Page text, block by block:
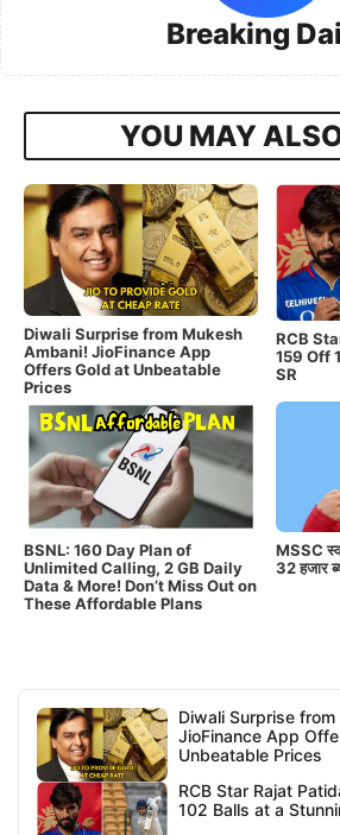
Breaking
YOU MAY
Diwali Surprise from Mukesh
Ambani! JioFinance App
Offers Gold at Unbeatable
Prices
RCB
159 Off
SR
BSNL: 160 Day Plan of
Unlimited Calling, 2 GB Daily
Data & More! Don’t Miss Out on
These Affordable Plans
MSSC
32 हजार
Diwali Surprise
JioFinance App
Unbeatable Prices
RCB Star Rajat
102 Balls at a